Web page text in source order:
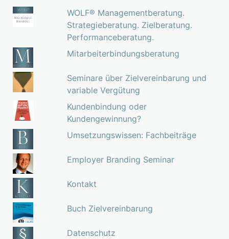
WOLF® Managementberatung.
Strategieberatung. Zielberatung.
Performanceberatung.
Mitarbeiterbindungsberatung
Seminare über Zielvereinbarung und
variable Vergütung
Kundenbindung oder
Kundengewinnung?
Umsetzungswissen: Fachbeiträge
Employer Branding Seminar
Kontakt
Buch Zielvereinbarung
Datenschutz